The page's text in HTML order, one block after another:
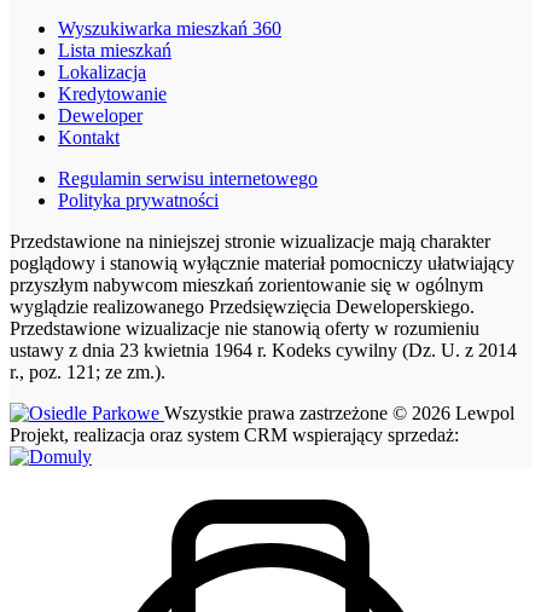
Wyszukiwarka mieszkań 360
Lista mieszkań
Lokalizacja
Kredytowanie
Deweloper
Kontakt
Regulamin serwisu internetowego
Polityka prywatności
Przedstawione na niniejszej stronie wizualizacje mają charakter
poglądowy i stanowią wyłącznie materiał pomocniczy ułatwiający
przyszłym nabywcom mieszkań zorientowanie się w ogólnym
wyglądzie realizowanego Przedsięwzięcia Deweloperskiego.
Przedstawione wizualizacje nie stanowią oferty w rozumieniu
ustawy z dnia 23 kwietnia 1964 r. Kodeks cywilny (Dz. U. z 2014
r., poz. 121; ze zm.).
Wszystkie prawa zastrzeżone © 2026 Lewpol
Projekt, realizacja oraz system CRM wspierający sprzedaż: